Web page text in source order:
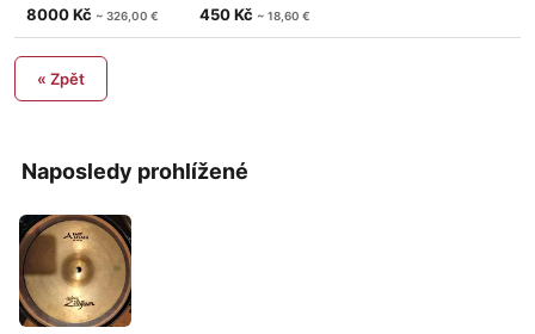
Naposledy prohlížené
8000 Kč ~ 326,00 €
450 Kč ~ 18,60 €
« Zpět